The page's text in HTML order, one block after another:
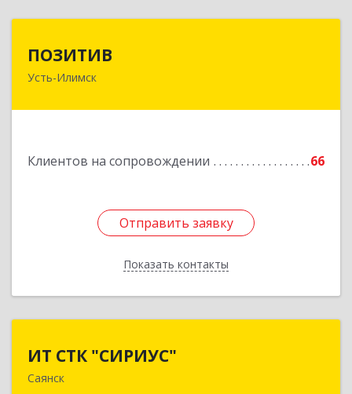
ПОЗИТИВ
Усть-Илимск
Клиентов на сопровождении 66
Отправить заявку
Показать контакты
666679, Иркутская обл, Усть-Илимск г, Дружбы
Отправить заявку
Назад
ИТ СТК "СИРИУС"
Саянск666303, Иркутская обл, Саянск г, Юбилейный